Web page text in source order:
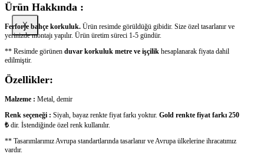
X
Ürün Hakkında :
Ferforje bahçe korkuluk. Ürün resimde görüldüğü gibidir. Size özel tasarlanır ve
yerinizde montajı yapılır. Ürün üretim süreci 1-5 gündür.
** Resimde görünen duvar korkuluk metre ve işçilik hesaplanarak fiyata dahil
edilmiştir.
Özellikler:
Malzeme : Metal, demir
Renk seçeneği : Siyah, bayaz renkte fiyat farkı yoktur. Gold renkte fiyat farkı 250
₺ dir. İstendiğinde özel renk kullanılır.
** Tasarımlarımız Avrupa standartlarında tasarlanır ve Avrupa ülkelerine ihracatımız
vardır.